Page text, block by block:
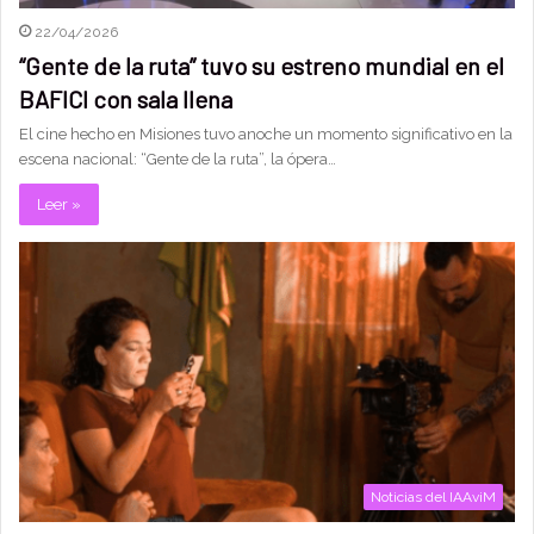
22/04/2026
“Gente de la ruta” tuvo su estreno mundial en el
BAFICI con sala llena
El cine hecho en Misiones tuvo anoche un momento significativo en la
escena nacional: “Gente de la ruta”, la ópera…
Leer »
Noticias del IAAviM